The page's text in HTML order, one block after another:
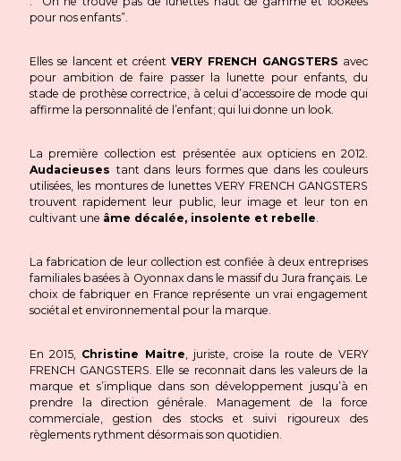
pour nos enfants”.
Elles se lancent et créent VERY FRENCH GANGSTERS avec
pour ambition de faire passer la lunette pour enfants, du
stade de prothèse correctrice, à celui d’accessoire de mode qui
affirme la personnalité de l’enfant; qui lui donne un look.
La première collection est présentée aux opticiens en 2012.
Audacieuses tant dans leurs formes que dans les couleurs
utilisées, les montures de lunettes VERY FRENCH GANGSTERS
trouvent rapidement leur public, leur image et leur ton en
cultivant une âme décalée, insolente et rebelle.
La fabrication de leur collection est confiée à deux entreprises
familiales basées à Oyonnax dans le massif du Jura français. Le
choix de fabriquer en France représente un vrai engagement
sociétal et environnemental pour la marque.
En 2015, Christine Maitre, juriste, croise la route de VERY
FRENCH GANGSTERS. Elle se reconnait dans les valeurs de la
marque et s’implique dans son développement jusqu’à en
prendre la direction générale. Management de la force
commerciale, gestion des stocks et suivi rigoureux des
règlements rythment désormais son quotidien.